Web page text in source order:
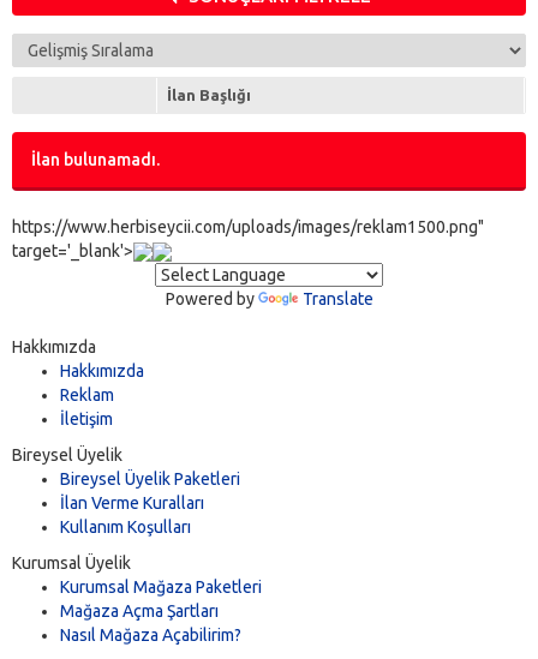
İlan Başlığı
İlan bulunamadı.
https://www.herbiseycii.com/uploads/images/reklam1500.png"
target='_blank'>
Powered by Translate
Hakkımızda
Hakkımızda
Reklam
İletişim
Bireysel Üyelik
Bireysel Üyelik Paketleri
İlan Verme Kuralları
Kullanım Koşulları
Kurumsal Üyelik
Kurumsal Mağaza Paketleri
Mağaza Açma Şartları
Nasıl Mağaza Açabilirim?